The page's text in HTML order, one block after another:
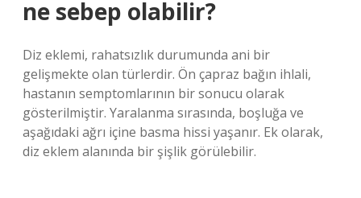
ne sebep olabilir?
Diz eklemi, rahatsızlık durumunda ani bir
gelişmekte olan türlerdir. Ön çapraz bağın ihlali,
hastanın semptomlarının bir sonucu olarak
gösterilmiştir. Yaralanma sırasında, boşluğa ve
aşağıdaki ağrı içine basma hissi yaşanır. Ek olarak,
diz eklem alanında bir şişlik görülebilir.